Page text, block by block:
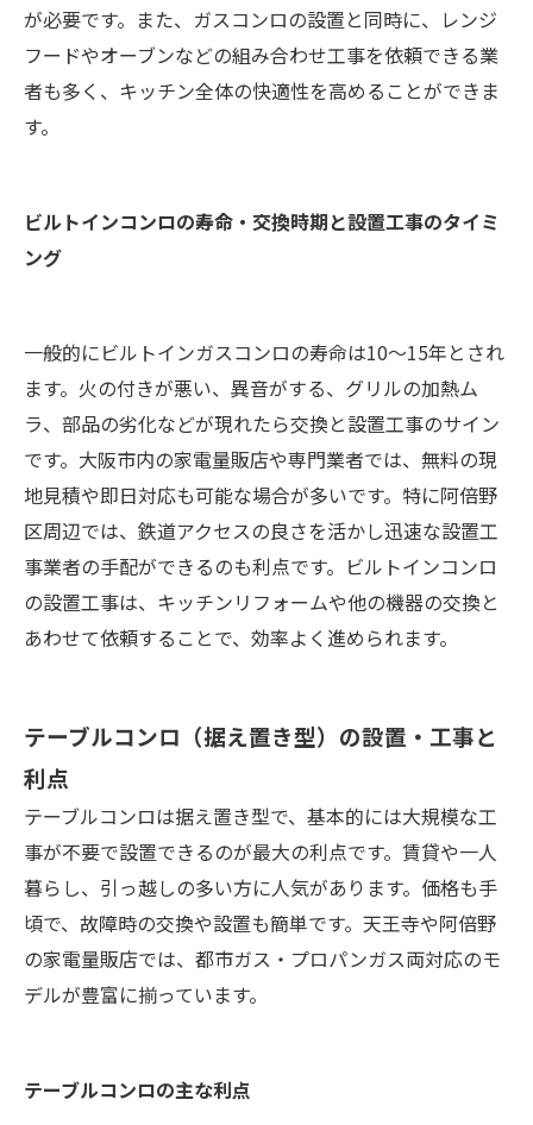
が必要です。また、ガスコンロの設置と同時に、レンジ
フードやオーブンなどの組み合わせ工事を依頼できる業
者も多く、キッチン全体の快適性を高めることができま
す。
ビルトインコンロの寿命・交換時期と設置工事のタイミ
ング
一般的にビルトインガスコンロの寿命は10～15年とされ
ます。火の付きが悪い、異音がする、グリルの加熱ム
ラ、部品の劣化などが現れたら交換と設置工事のサイン
です。大阪市内の家電量販店や専門業者では、無料の現
地見積や即日対応も可能な場合が多いです。特に阿倍野
区周辺では、鉄道アクセスの良さを活かし迅速な設置工
事業者の手配ができるのも利点です。ビルトインコンロ
の設置工事は、キッチンリフォームや他の機器の交換と
あわせて依頼することで、効率よく進められます。
テーブルコンロ（据え置き型）の設置・工事と
利点
テーブルコンロは据え置き型で、基本的には大規模な工
事が不要で設置できるのが最大の利点です。賃貸や一人
暮らし、引っ越しの多い方に人気があります。価格も手
頃で、故障時の交換や設置も簡単です。天王寺や阿倍野
の家電量販店では、都市ガス・プロパンガス両対応のモ
デルが豊富に揃っています。
テーブルコンロの主な利点